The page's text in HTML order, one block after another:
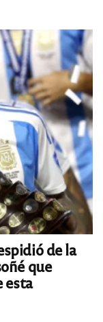
de la
que
esta